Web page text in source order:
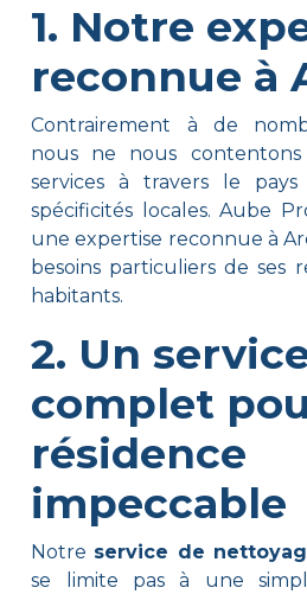
1. Notre
reconnue à
Contrairement à de
nous ne nous
services à travers le
spécificités locales. Aube
une expertise reconnue à
besoins particuliers de ses
habitants.
2. Un
complet
résidence
impeccable
Notre service de
se limite pas à une